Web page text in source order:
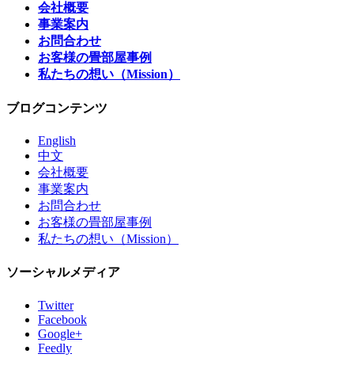
会社概要
事業案内
お問合わせ
お客様の畳部屋事例
私たちの想い（Mission）
ブログコンテンツ
English
中文
会社概要
事業案内
お問合わせ
お客様の畳部屋事例
私たちの想い（Mission）
ソーシャルメディア
Twitter
Facebook
Google+
Feedly